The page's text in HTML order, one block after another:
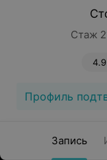
Стаж
4.9
Профиль
Запись